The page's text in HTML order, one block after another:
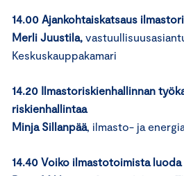
14.00 Ajankohtaiskatsaus
Merli Juustila,
Keskuskauppakamari
14.20 Ilmastoriskienhallinnan
riskienhallintaa
Minja Sillanpää, ilmasto- ja
14.40 Voiko ilmastotoimista